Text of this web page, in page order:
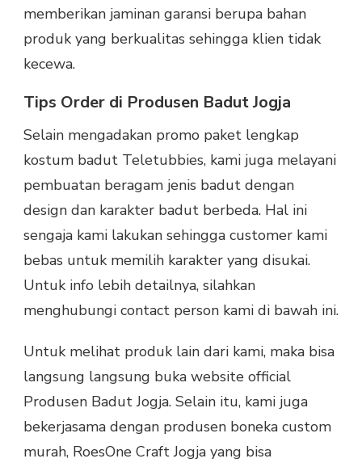
memberikan jaminan garansi berupa bahan
produk yang berkualitas sehingga klien tidak
kecewa.
Tips Order di Produsen Badut Jogja
Selain mengadakan promo paket lengkap
kostum badut Teletubbies, kami juga melayani
pembuatan beragam jenis badut dengan
design dan karakter badut berbeda. Hal ini
sengaja kami lakukan sehingga customer kami
bebas untuk memilih karakter yang disukai.
Untuk info lebih detailnya, silahkan
menghubungi contact person kami di bawah ini.
Untuk melihat produk lain dari kami, maka bisa
langsung langsung buka website official
Produsen Badut Jogja. Selain itu, kami juga
bekerjasama dengan produsen boneka custom
murah, RoesOne Craft Jogja yang bisa